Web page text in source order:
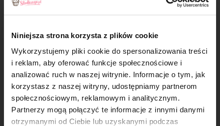
Niniejsza strona korzysta z plików cookie
Wykorzystujemy pliki cookie do spersonalizowania treści
i reklam, aby oferować funkcje społecznościowe i
analizować ruch w naszej witrynie. Informacje o tym, jak
korzystasz z naszej witryny, udostępniamy partnerom
społecznościowym, reklamowym i analitycznym.
Partnerzy mogą połączyć te informacje z innymi danymi
otrzymanymi od Ciebie lub uzyskanymi podczas
Sernix Dr. Oetker
Sernix to dodatek do sernika, który
nadaje mu puszystości, pomaga
zachować wilgotność i konsystencję.
Dzięki niemu Twój sernik zawsze się uda!
×